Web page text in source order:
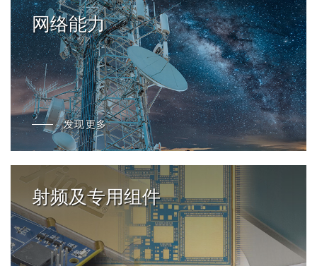
网络能力
发现更多
射频及专用组件